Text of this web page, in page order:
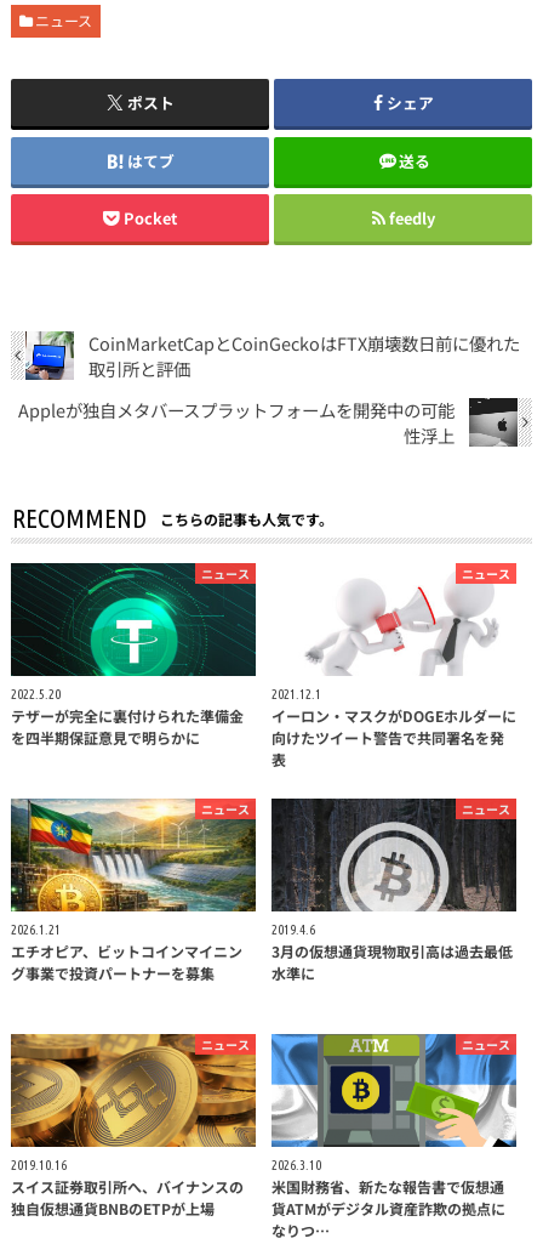
ニュース
ポスト シェア
はてブ 送る
Pocket feedly
CoinMarketCapとCoinGeckoはFTX崩壊数日前に優れた
取引所と評価
Appleが独自メタバースプラットフォームを開発中の可能
性浮上
RECOMMEND こちらの記事も人気です。
ニュース
2022.5.20
テザーが完全に裏付けられた準備金
を四半期保証意見で明らかに
ニュース
2021.12.1
イーロン・マスクがDOGEホルダーに
向けたツイート警告で共同署名を発
表
ニュース
2026.1.21
エチオピア、ビットコインマイニン
グ事業で投資パートナーを募集
ニュース
2019.4.6
3月の仮想通貨現物取引高は過去最低
水準に
ニュース
2019.10.16
スイス証券取引所へ、バイナンスの
独自仮想通貨BNBのETPが上場
ニュース
2026.3.10
米国財務省、新たな報告書で仮想通
貨ATMがデジタル資産詐欺の拠点に
なりつ…